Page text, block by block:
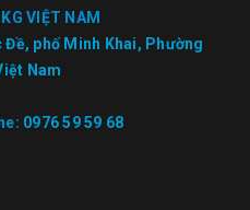
VIỆT NAM
Đề, phố Minh Khai, Phường
Nam
0976 59 59 68